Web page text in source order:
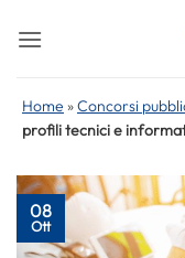
Home »Concorsi
profili tecnici e
08
Ott